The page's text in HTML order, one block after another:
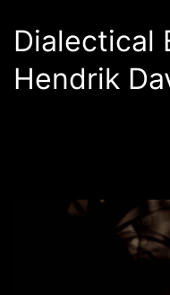
Dialectical
Hendrik